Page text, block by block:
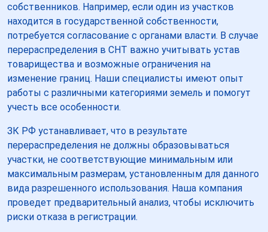
собственников. Например, если один из участков
находится в государственной собственности,
потребуется согласование с органами власти. В случае
перераспределения в СНТ важно учитывать устав
товарищества и возможные ограничения на
изменение границ. Наши специалисты имеют опыт
работы с различными категориями земель и помогут
учесть все особенности.
ЗК РФ устанавливает, что в результате
перераспределения не должны образовываться
участки, не соответствующие минимальным или
максимальным размерам, установленным для данного
вида разрешенного использования. Наша компания
проведет предварительный анализ, чтобы исключить
риски отказа в регистрации.